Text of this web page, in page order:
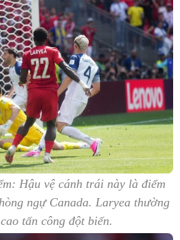
Hậu vệ cánh trái này là điểm
ngự Canada. Laryea thường
tấn công đột biến.